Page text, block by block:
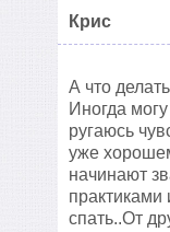
Крис
А что
Иногда
ругаюсь
уже
начинают
практиками
спать..От